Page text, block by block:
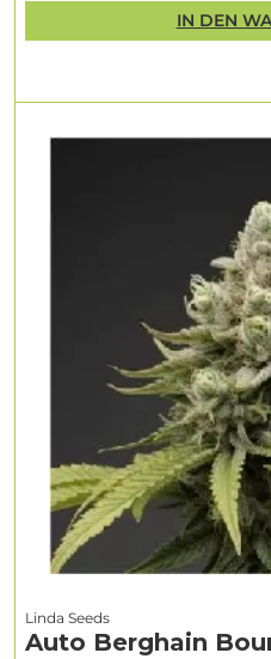
Linda Seeds
Auto Berghain
IN DEN